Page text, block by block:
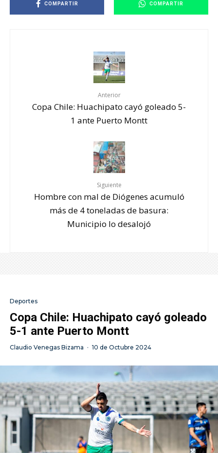
COMPARTIR COMPARTIR
Anterior
Copa Chile: Huachipato cayó goleado 5-
1 ante Puerto Montt
Siguiente
Hombre con mal de Diógenes acumuló
más de 4 toneladas de basura:
Municipio lo desalojó
Deportes
Copa Chile: Huachipato cayó goleado
5-1 ante Puerto Montt
Claudio Venegas Bizama · 10 de Octubre 2024